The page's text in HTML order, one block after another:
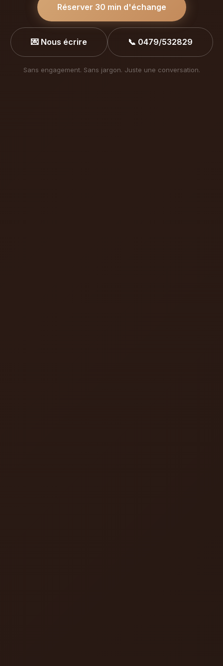
Réserver 30 min d'échange
💌 Nous écrire 📞 0479/532829
Sans engagement. Sans jargon. Juste une conversation.